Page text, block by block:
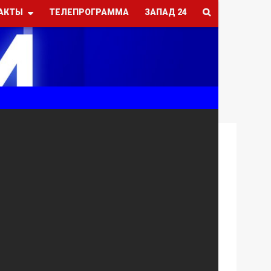
ТЕЛЕПРОГРАММА ЗАПАД 24